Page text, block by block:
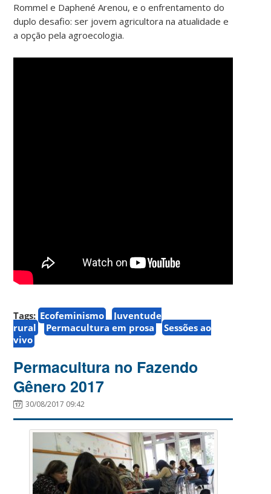
Rommel e Daphené Arenou, e o enfrentamento do
duplo desafio: ser jovem agricultora na atualidade e
a opção pela agroecologia.
Tags: Ecofeminismo
Juventude
rural
Permacultura em prosa
Sessões ao
vivo
Permacultura no Fazendo
Gênero 2017
30/08/2017 09:42